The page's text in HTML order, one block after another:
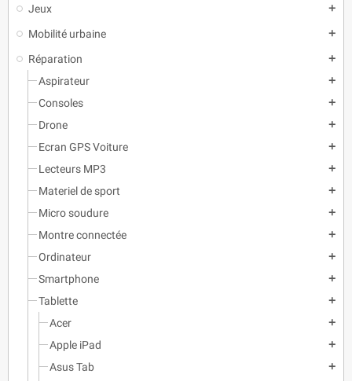
Jeux add
Mobilité urbaine add
Réparation add
Aspirateur add
Consoles add
Drone add
Ecran GPS Voiture add
Lecteurs MP3 add
Materiel de sport add
Micro soudure add
Montre connectée add
Ordinateur add
Smartphone add
Tablette add
Acer add
Apple iPad add
Asus Tab add